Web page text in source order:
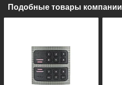
Подобные товары компании